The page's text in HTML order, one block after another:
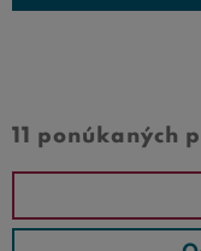
11 ponúkaných